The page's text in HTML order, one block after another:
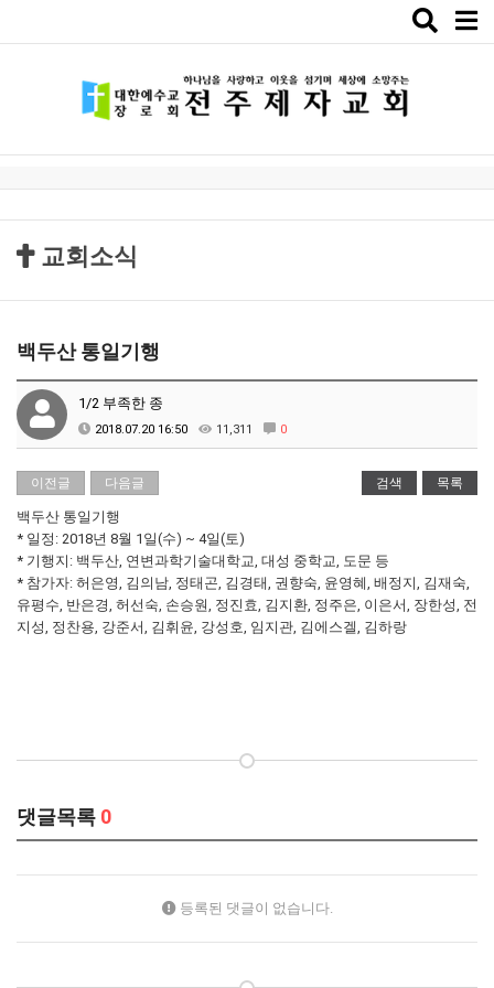
Toggle
교회소식
백두산 통일기행
1/2 부족한 종
2018.07.20 16:50 11,311 0
이전글 다음글 검색 목록
백두산 통일기행
* 일정: 2018년 8월 1일(수) ~ 4일(토)
* 기행지: 백두산, 연변과학기술대학교, 대성 중학교, 도문 등
* 참가자: 허은영, 김의남, 정태곤, 김경태, 권향숙, 윤영혜, 배정지, 김재숙,
유평수, 반은경, 허선숙, 손승원, 정진효, 김지환, 정주은, 이은서, 장한성, 전
지성, 정찬용, 강준서, 김휘윤, 강성호, 임지관, 김에스겔, 김하랑
댓글목록 0
등록된 댓글이 없습니다.